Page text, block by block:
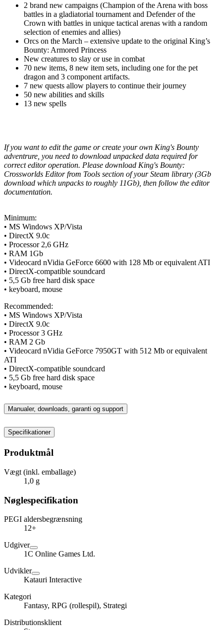
2 brand new campaigns (Champion of the Arena with boss
battles in a gladiatorial tournament and Defender of the
Crown with battles in unique tactical arenas with a random
selection of enemies and allies)
Orcs on the March – extensive update to the original King’s
Bounty: Armored Princess
New creatures to slay or use in combat
70 new items, 8 new item sets, including one for the pet
dragon and 3 component artifacts.
7 new quests allow players to continue their journey
50 new abilities and skills
13 new spells
If you want to edit the game or create your own King's Bounty
adventrure, you need to download unpacked data required for
correct editor operation. Please download King's Bounty:
Crossworlds Editor from Tools section of your Steam library (3Gb
download which unpacks to roughly 11Gb), then follow the editor
documentation.
Minimum:
• MS Windows XP/Vista
• DirectX 9.0c
• Processor 2,6 GHz
• RAM 1Gb
• Videocard nVidia GeForce 6600 with 128 Mb or equivalent ATI
• DirectX-compatible soundcard
• 5,5 Gb free hard disk space
• keyboard, mouse
Recommended:
• MS Windows XP/Vista
• DirectX 9.0c
• Processor 3 GHz
• RAM 2 Gb
• Videocard nVidia GeForce 7950GT with 512 Mb or equivalent
ATI
• DirectX-compatible soundcard
• 5,5 Gb free hard disk space
• keyboard, mouse
Manualer, downloads, garanti og support
Specifikationer
Produktmål
Vægt (inkl. emballage)
1,0 g
Nøglespecifikation
PEGI aldersbegrænsning
12+
Udgiver
1C Online Games Ltd.
Udvikler
Katauri Interactive
Kategori
Fantasy, RPG (rollespil), Strategi
Distributionsklient